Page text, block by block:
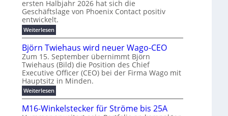
h
t
m
e
h
r
T
e
m
p
o
u
n
ü
r
m
o
d
e
r
n
e
E
n
r
S
i
c
h
e
r
u
n
g
s
l
s
g
u
n
g
b
e
i
m
2
0
2
6
E
h
d
u
r
c
h
f
ü
h
r
u
n
g
e
n
f
ersten Halbjahr 2026 hat sich die
Geschäftslage von Phoenix Contact positiv
entwickelt.
Weiterlesen:
U
m
s
a
z
w
a
c
h
s
Björn Twiehaus wird neuer Wago-CEO
Zum 15. September übernimmt Björn
Twiehaus (Bild) die Position des Chief
Executive Officer (CEO) bei der Firma Wago mit
Hauptsitz in Minden.
Weiterlesen:
B
ö
M16-Winkelstecker für Ströme bis 25A